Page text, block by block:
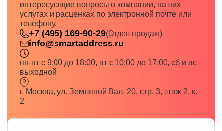
интересующие вопросы о компании, наших
услугах и расценках по электронной почте или
телефону.
+7 (495) 169-90-29(Отдел продаж)
info@smartaddress.ru
пн-пт с 9:00 до 18:00, пт с 10:00 до 17:00, сб и вс -
выходной
г. Москва, ул. Земляной Вал, 20, стр. 3, этаж 2, к.
2